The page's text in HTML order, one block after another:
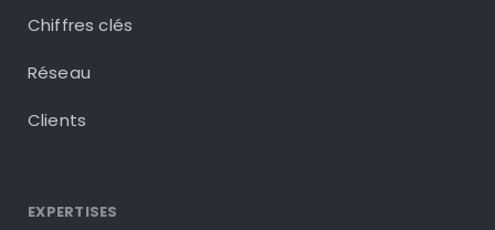
Chiffres clés
Réseau
Clients
EXPERTISES